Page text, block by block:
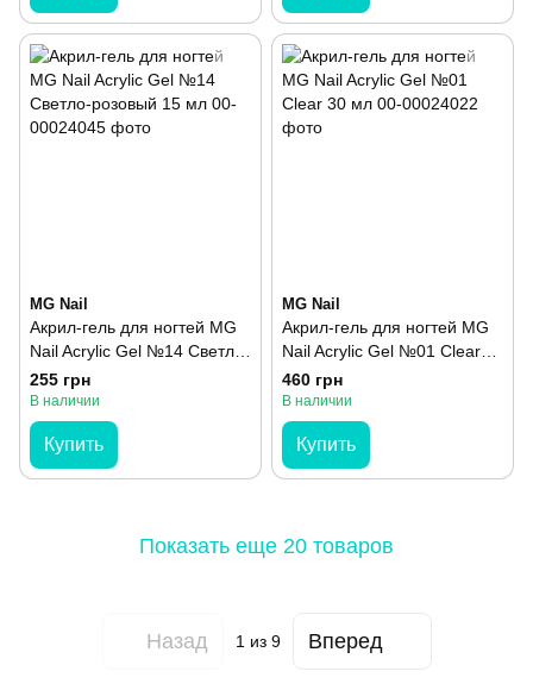
MG Nail
Акрил-гель для ногтей MG
Nail Acrylic Gel №14 Светло-
розовый 15 мл
255 грн
В наличии
Купить
MG Nail
Акрил-гель для ногтей MG
Nail Acrylic Gel №01 Clear
30 мл
460 грн
В наличии
Купить
Показать еще 20 товаров
Назад 1 из 9 Вперед